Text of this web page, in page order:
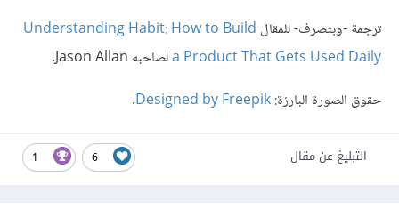
ترجمة -وبتصرف- للمقال Understanding Habit: How to Build
a Product That Gets Used Dailyلصاحبه Jason Allan.
حقوق الصورة البارزة:Designed by Freepik
.
6
1 التبليغ عن مقال